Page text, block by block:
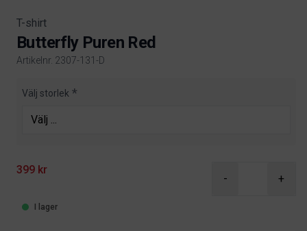
T-shirt
Butterfly Puren Red
Artikelnr. 2307-131-D
Product information
Välj storlek
399 kr
- +
I lager